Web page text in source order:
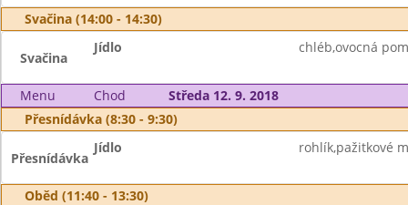
Svačina (14:00 - 14:30)
Svačina
Jídlo chléb,ovocná
Menu Chod
Středa 12. 9. 2018
Přesnídávka (8:30 - 9:30)
Přesnídávka
Jídlo rohlík,pažitkové
Oběd (11:40 - 13:30)